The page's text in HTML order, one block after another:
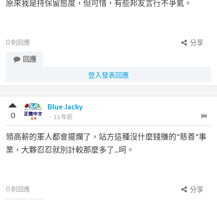
原來我是持保留態度，但可惜，有些邦友言行不爭氣。
0 則回應
分享
回應
登入發表回應
Blue Jacky
． 11 年前
0
領高薪的軍人都會擺爛了，站方這種沒什麼錢賺的"慈善"事
業，大夥忍忍就別計較那麼多了...呵。
0 則回應
分享